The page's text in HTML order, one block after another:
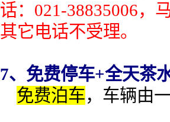
话：021-38835006，
其它电话不受理。
7、免费停车+全天茶
免费泊车，车辆由